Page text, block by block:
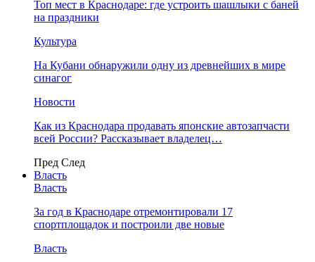
Топ мест в Краснодаре: где устроить шашлыки с баней
на праздники
Культура
На Кубани обнаружили одну из древнейших в мире
синагог
Новости
Как из Краснодара продавать японские автозапчасти
всей России? Рассказывает владелец…
Пред След
Власть
Власть
За год в Краснодаре отремонтировали 17
спортплощадок и построили две новые
Власть